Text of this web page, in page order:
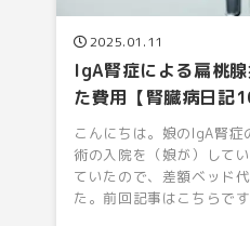
2025.01.11
IgA腎症による扁桃
た費用【腎臓病日記
こんにちは。娘のIgA腎
術の入院を（娘が）して
ていたので、差額ベッド
た。前回記事はこちらで